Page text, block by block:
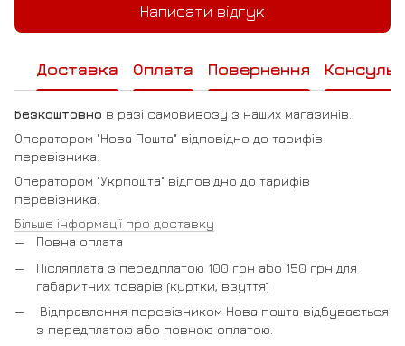
Написати відгук
Доставка Оплата Повернення
Безкоштовно в разі самовивозу з наших магазинів.
Оператором "Нова Пошта" відповідно до тарифів
перевізника.
Оператором "Укрпошта" відповідно до тарифів
перевізника.
Більше інформації про доставку
Повна оплата
Післяплата з передплатою 100 грн або 150 грн для
габаритних товарів (куртки, взуття)
Відправлення перевізником Нова пошта відбувається
з передплатою або повною оплатою.